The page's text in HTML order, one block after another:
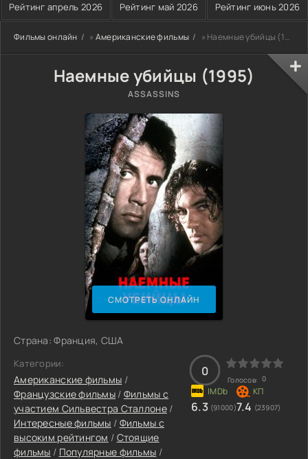
Рейтинг апрель 2026 Рейтинг май 2026 Рейтинг июнь 2026
Фильмы онлайн » Американские фильмы » Наемные убийцы (1995)
Наемные убийцы (1995)
ASSASSINS
СМОТРЕТЬ ОНЛАЙН
Страна: Франция, США
Категории:
Американские фильмы /
Французские фильмы / Фильмы c
участием Сильвестра Сталлоне/
Интересные фильмы / Фильмы с
высоким рейтингом / Стоящие
фильмы / Популярные фильмы /
0
Голосов: 0
6.3 (91000)7.4 (23907)